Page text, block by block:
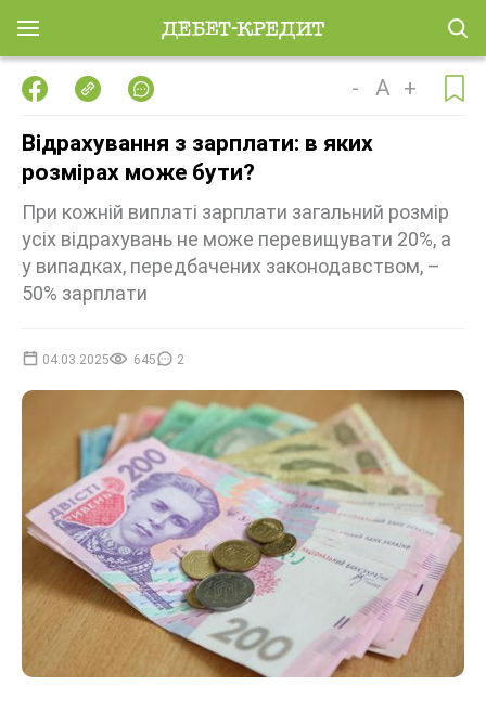
- A +
Відрахування з зарплати: в яких
розмірах може бути?
При кожній виплаті зарплати загальний розмір
усіх відрахувань не може перевищувати 20%, а
у випадках, передбачених законодавством, –
50% зарплати
04.03.2025 645 2